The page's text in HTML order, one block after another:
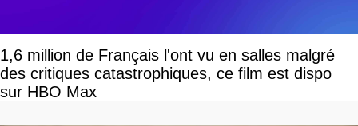
1,6 million de Français l'ont vu en salles malgré
des critiques catastrophiques, ce film est dispo
sur HBO Max